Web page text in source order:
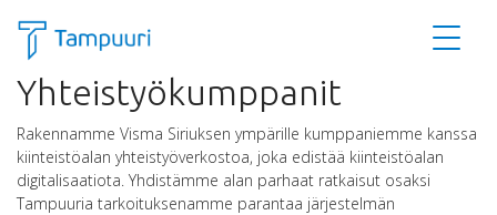
Yhteistyökumppanit
Rakennamme Visma Siriuksen ympärille kumppaniemme kanssa
kiinteistöalan yhteistyöverkostoa, joka edistää kiinteistöalan
digitalisaatiota. Yhdistämme alan parhaat ratkaisut osaksi
Tampuuria tarkoituksenamme parantaa järjestelmän